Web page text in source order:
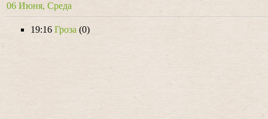
06 Июня, Среда
19:16 Гроза (0)